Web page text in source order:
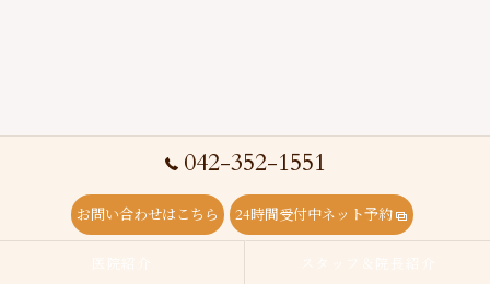
042-352-1551
お問い合わせはこちら 24時間受付中ネット予約